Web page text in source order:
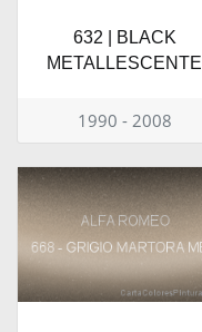
632 | BLACK
METALLESCENTE
1990 - 2008